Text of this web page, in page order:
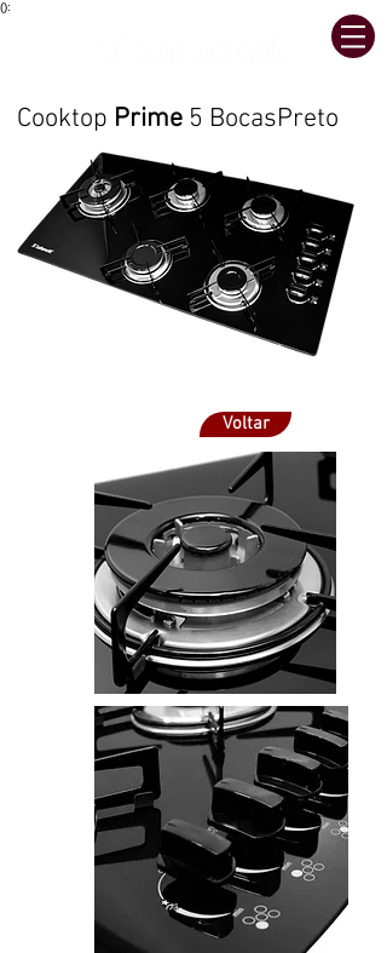
():
Cooktop Prime 5 BocasPreto
Voltar